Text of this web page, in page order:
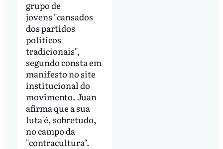
grupo de
jovens "cansados
dos partidos
políticos
tradicionais",
segundo consta em
manifesto no site
institucional do
movimento. Juan
afirma que a sua
luta é, sobretudo,
no campo da
"contracultura".